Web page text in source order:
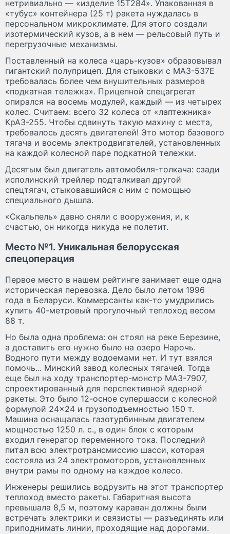
нетривиально — «изделие 15Т284». Упакованная в
«тубус» контейнера (25 т) ракета нуждалась в
персональном микроклимате. Для этого создали
изотермический кузов, а в нем — рельсовый путь и
перегрузочные механизмы.
Поставленный на колеса «царь-кузов» образовывал
гигантский полуприцеп. Для стыковки с МАЗ-537Е
требовалась более чем внушительных размеров
«подкатная тележка». Прицепной спецагрегат
опирался на восемь модулей, каждый — из четырех
колес. Считаем: всего 32 колеса от «лаптежника»
КрАЗ-255. Чтобы сдвинуть такую махину с места,
требовалось десять двигателей! Это мотор базового
тягача и восемь электродвигателей, установленных
на каждой колесной паре подкатной тележки.
Десятым был двигатель автомобиля-толкача: сзади
исполинский трейлер подталкивал другой
спецтягач, стыковавшийся с ним с помощью
специального дышла.
«Скальпель» давно сняли с вооружения, и, к
счастью, он никогда никуда не полетит.
Место №1. Уникальная белорусская
спецоперация
Первое место в нашем рейтинге занимает еще одна
историческая перевозка. Дело было летом 1996
года в Беларуси. Коммерсанты как-то умудрились
купить 40-метровый прогулочный теплоход весом
88 т.
Но была одна проблема: он стоял на реке Березине,
а доставить его нужно было на озеро Нарочь.
Водного пути между водоемами нет. И тут взялся
помочь... Минский завод колесных тягачей. Тогда
еще был на ходу транспортер-монстр МАЗ-7907,
спроектированный для перспективной ядерной
ракеты. Это было 12-осное супершасси с колесной
формулой 24×24 и грузоподъемностью 150 т.
Машина оснащалась газотурбинным двигателем
мощностью 1250 л. с., в один блок с которым
входил генератор переменного тока. Последний
питал всю электротрансмиссию шасси, которая
состояла из 24 электромоторов, установленных
внутри рамы по одному на каждое колесо.
Инженеры решились водрузить на этот транспортер
теплоход вместо ракеты. Габаритная высота
превышала 8,5 м, поэтому караван должны были
встречать электрики и связисты — разъединять или
приподнимать линии, проходящие над дорогами.